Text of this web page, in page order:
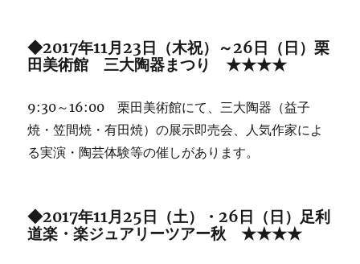
◆2017年11月23日（木祝）～26日（日）栗
田美術館 三大陶器まつり ★★★★
9:30～16:00 栗田美術館にて、三大陶器（益子
焼・笠間焼・有田焼）の展示即売会、人気作家によ
る実演・陶芸体験等の催しがあります。
◆2017年11月25日（土）・26日（日）足利
道楽・楽ジュアリーツアー秋 ★★★★